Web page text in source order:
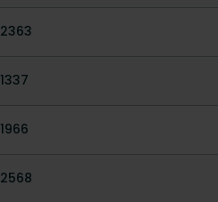
2363
1337
1966
2568